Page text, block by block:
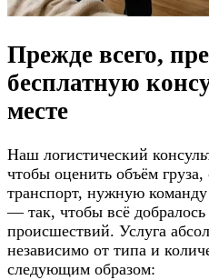
Прежде всего,
бесплатную
месте
Наш логистический
чтобы оценить объём
транспорт, нужную
— так, чтобы всё добралось
происшествий. Услуга
независимо от типа и
следующим образом: